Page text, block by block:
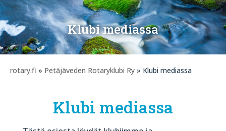
Klubi mediassa
rotary.fi » Petäjäveden Rotaryklubi Ry » Klubi mediassa
Klubi mediassa